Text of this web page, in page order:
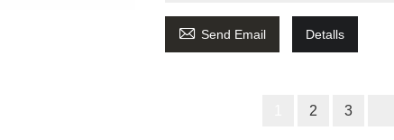
 Send Email Detalls
2 3